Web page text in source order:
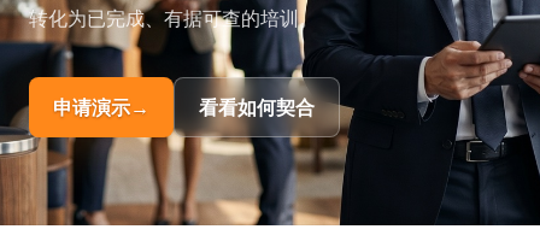
转化为已完成、有据可查的培训。
申请演示→ 看看如何契合